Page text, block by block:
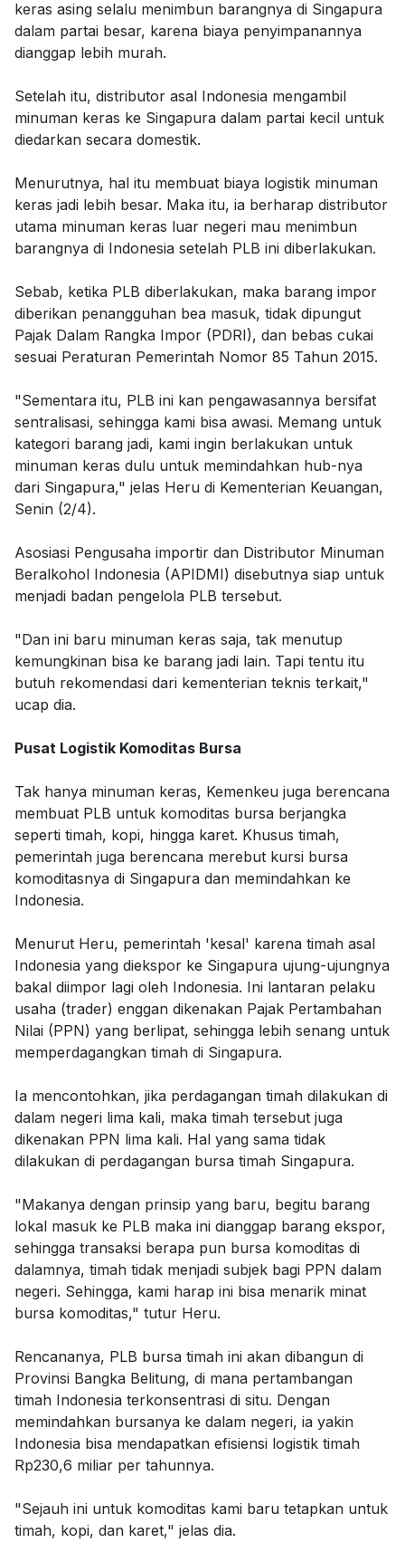
keras asing selalu menimbun barangnya di Singapura
dalam partai besar, karena biaya penyimpanannya
dianggap lebih murah.
Setelah itu, distributor asal Indonesia mengambil
minuman keras ke Singapura dalam partai kecil untuk
diedarkan secara domestik.
Menurutnya, hal itu membuat biaya logistik minuman
keras jadi lebih besar. Maka itu, ia berharap distributor
utama minuman keras luar negeri mau menimbun
barangnya di Indonesia setelah PLB ini diberlakukan.
Sebab, ketika PLB diberlakukan, maka barang impor
diberikan penangguhan bea masuk, tidak dipungut
Pajak Dalam Rangka Impor (PDRI), dan bebas cukai
sesuai Peraturan Pemerintah Nomor 85 Tahun 2015.
"Sementara itu, PLB ini kan pengawasannya bersifat
sentralisasi, sehingga kami bisa awasi. Memang untuk
kategori barang jadi, kami ingin berlakukan untuk
minuman keras dulu untuk memindahkan hub-nya
dari Singapura," jelas Heru di Kementerian Keuangan,
Senin (2/4).
Asosiasi Pengusaha importir dan Distributor Minuman
Beralkohol Indonesia (APIDMI) disebutnya siap untuk
menjadi badan pengelola PLB tersebut.
"Dan ini baru minuman keras saja, tak menutup
kemungkinan bisa ke barang jadi lain. Tapi tentu itu
butuh rekomendasi dari kementerian teknis terkait,"
ucap dia.
Pusat Logistik Komoditas Bursa
Tak hanya minuman keras, Kemenkeu juga berencana
membuat PLB untuk komoditas bursa berjangka
seperti timah, kopi, hingga karet. Khusus timah,
pemerintah juga berencana merebut kursi bursa
komoditasnya di Singapura dan memindahkan ke
Indonesia.
Menurut Heru, pemerintah 'kesal' karena timah asal
Indonesia yang diekspor ke Singapura ujung-ujungnya
bakal diimpor lagi oleh Indonesia. Ini lantaran pelaku
usaha (trader) enggan dikenakan Pajak Pertambahan
Nilai (PPN) yang berlipat, sehingga lebih senang untuk
memperdagangkan timah di Singapura.
Ia mencontohkan, jika perdagangan timah dilakukan di
dalam negeri lima kali, maka timah tersebut juga
dikenakan PPN lima kali. Hal yang sama tidak
dilakukan di perdagangan bursa timah Singapura.
"Makanya dengan prinsip yang baru, begitu barang
lokal masuk ke PLB maka ini dianggap barang ekspor,
sehingga transaksi berapa pun bursa komoditas di
dalamnya, timah tidak menjadi subjek bagi PPN dalam
negeri. Sehingga, kami harap ini bisa menarik minat
bursa komoditas," tutur Heru.
Rencananya, PLB bursa timah ini akan dibangun di
Provinsi Bangka Belitung, di mana pertambangan
timah Indonesia terkonsentrasi di situ. Dengan
memindahkan bursanya ke dalam negeri, ia yakin
Indonesia bisa mendapatkan efisiensi logistik timah
Rp230,6 miliar per tahunnya.
"Sejauh ini untuk komoditas kami baru tetapkan untuk
timah, kopi, dan karet," jelas dia.